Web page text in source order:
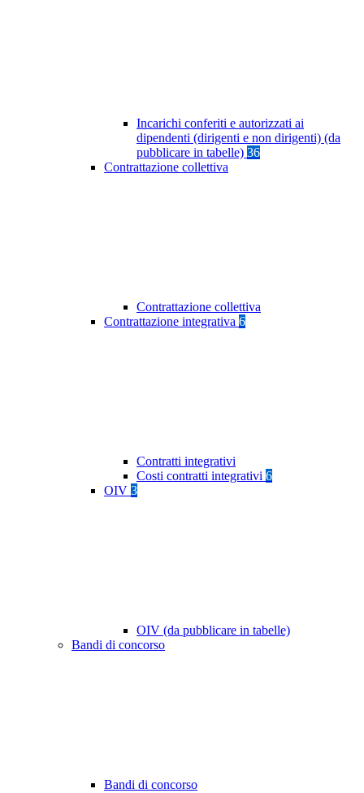
Incarichi conferiti e autorizzati ai
dipendenti (dirigenti e non dirigenti) (da
pubblicare in tabelle) 36
Contrattazione collettiva
Contrattazione collettiva
Contrattazione integrativa 6
Contratti integrativi
Costi contratti integrativi 6
OIV 3
OIV (da pubblicare in tabelle)
Bandi di concorso
Bandi di concorso